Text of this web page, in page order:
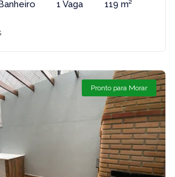
1 Vaga 119 m²
Pronto para Morar